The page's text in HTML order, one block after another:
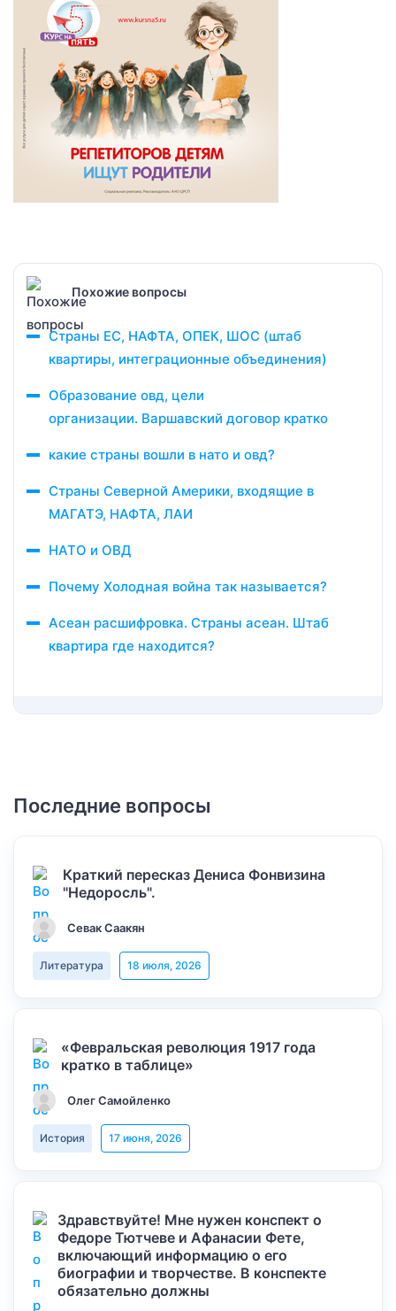
Похожие вопросы
Страны ЕС, НАФТА, ОПЕК, ШОС (штаб
квартиры, интеграционные объединения)
Образование овд, цели
организации. Варшавский договор кратко
какие страны вошли в нато и овд?
Страны Северной Америки, входящие в
МАГАТЭ, НАФТА, ЛАИ
НАТО и ОВД
Почему Холодная война так называется?
Асеан расшифровка. Страны асеан. Штаб
квартира где находится?
Последние вопросы
Краткий пересказ Дениса Фонвизина
"Недоросль".
Севак Саакян
Литература 18 июля, 2026
«Февральская революция 1917 года
кратко в таблице»
Олег Самойленко
История 17 июня, 2026
Здравствуйте! Мне нужен конспект о
Федоре Тютчеве и Афанасии Фете,
включающий информацию о его
биографии и творчестве. В конспекте
обязательно должны